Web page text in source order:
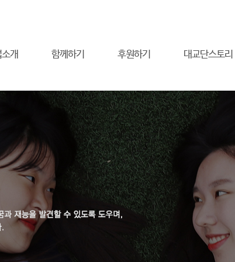
개 함께하기 후원하기 대교단스토리